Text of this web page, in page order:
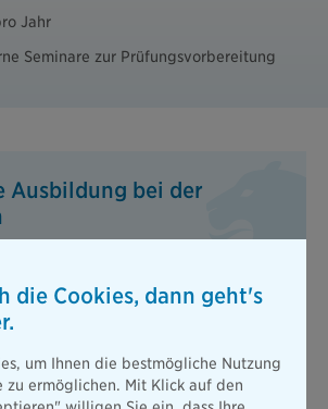
Jahr
Seminare zur Prüfungsvorbereitung
Ausbildung bei der
die Cookies, dann geht's
um Ihnen die bestmögliche Nutzung
zu ermöglichen. Mit Klick auf den